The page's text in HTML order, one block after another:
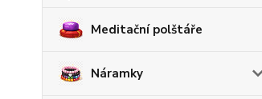
Meditační polštáře
Náramky